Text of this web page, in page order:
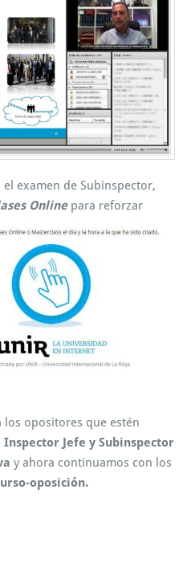
examen de Subinspector,
Onlinepara reforzar
los opositores que estén
Inspector Jefe y Subinspector
y ahora continuamos con los
oposición.